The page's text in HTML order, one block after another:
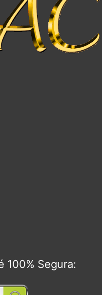
100% Segura: